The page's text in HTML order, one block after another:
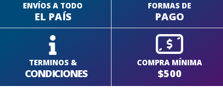
ENVÍOS A TODO
EL PAÍS
FORMAS DE
PAGO
TERMINOS &
CONDICIONES
COMPRA MÍNIMA
$500